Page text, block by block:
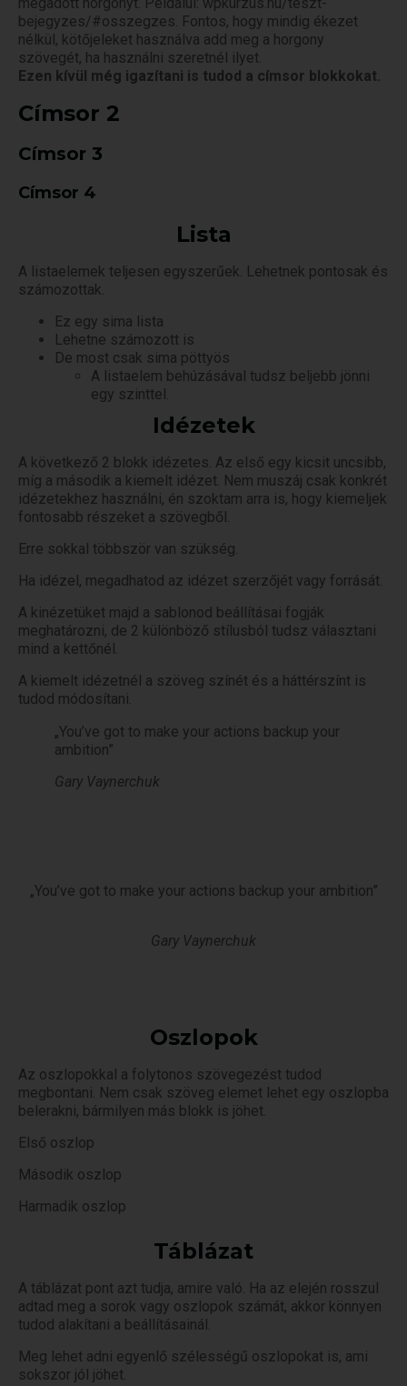
bejegyzes/#osszegzes. Fontos, hogy mindig ékezet
nélkül, kötőjeleket használva add meg a horgony
szövegét, ha használni szeretnél ilyet.
Ezen kívül még igazítani is tudod a címsor blokkokat.
Címsor 2
Címsor 3
Címsor 4
Lista
A listaelemek teljesen egyszerűek. Lehetnek pontosak és
számozottak.
Ez egy sima lista
Lehetne számozott is
De most csak sima pöttyös
A listaelem behúzásával tudsz beljebb jönni
egy szinttel.
Idézetek
A következő 2 blokk idézetes. Az első egy kicsit uncsibb,
míg a második a kiemelt idézet. Nem muszáj csak konkrét
idézetekhez használni, én szoktam arra is, hogy kiemeljek
fontosabb részeket a szövegből.
Erre sokkal többször van szükség.
Ha idézel, megadhatod az idézet szerzőjét vagy forrását.
A kinézetüket majd a sablonod beállításai fogják
meghatározni, de 2 különböző stílusból tudsz választani
mind a kettőnél.
A kiemelt idézetnél a szöveg színét és a háttérszínt is
tudod módosítani.
„You’ve got to make your actions backup your
ambition”
Gary Vaynerchuk
„You’ve got to make your actions backup your ambition”
Gary Vaynerchuk
Oszlopok
Az oszlopokkal a folytonos szövegezést tudod
megbontani. Nem csak szöveg elemet lehet egy oszlopba
belerakni, bármilyen más blokk is jöhet.
Első oszlop
Második oszlop
Harmadik oszlop
Táblázat
A táblázat pont azt tudja, amire való. Ha az elején rosszul
adtad meg a sorok vagy oszlopok számát, akkor könnyen
tudod alakítani a beállításainál.
Meg lehet adni egyenlő szélességű oszlopokat is, ami
sokszor jól jöhet.